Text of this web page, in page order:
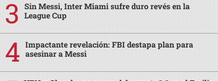
Sin Messi, Inter Miami sufre duro revés en la
League Cup
Impactante revelación: FBI destapa plan para
asesinar a Messi